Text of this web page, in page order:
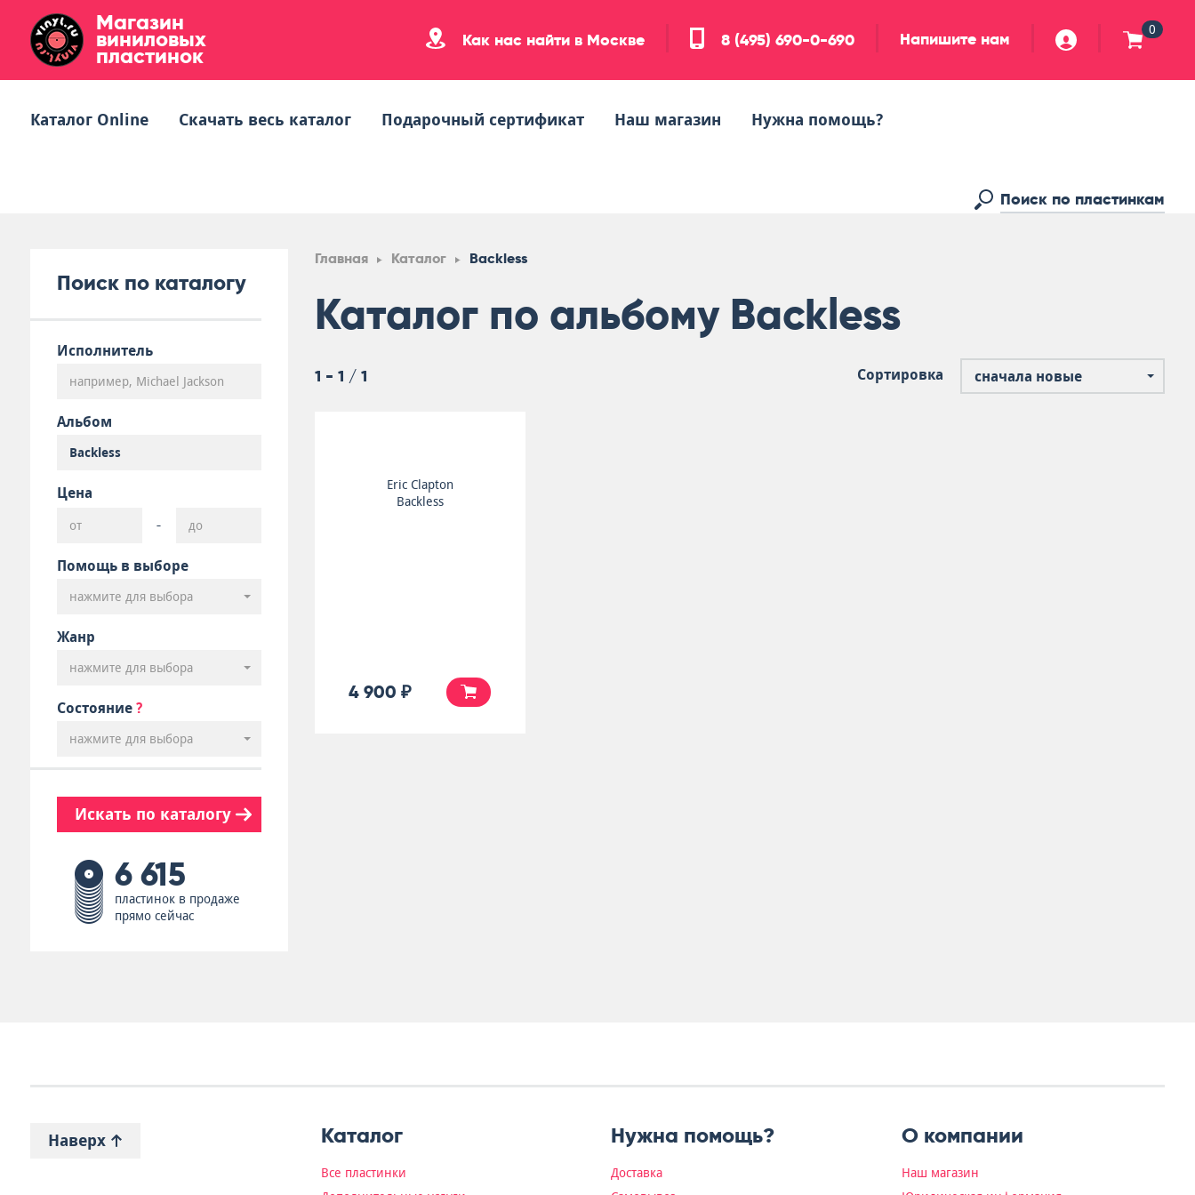
Магазин
виниловых
пластинок
Как нас найти в Москве 8 (495) 690-0-690 Напишите нам 0
Каталог Online Скачать весь каталог Подарочный сертификат Наш магазин Нужна помощь?
Поиск по каталогу
Исполнитель
Альбом
Цена
-
Помощь в выборе
нажмите для выбора
Жанр
нажмите для выбора
Состояние ?
нажмите для выбора
Искать по каталогу
6 615
пластинок в продаже
прямо сейчас
Главная Каталог Backless
Каталог по альбому Backless
1 - 1 / 1 Сортировка сначала новые
Eric Clapton
Backless
4 900 ₽
Наверх Каталог
Все пластинки
Нужна помощь?
Доставка
О компании
Наш магазин